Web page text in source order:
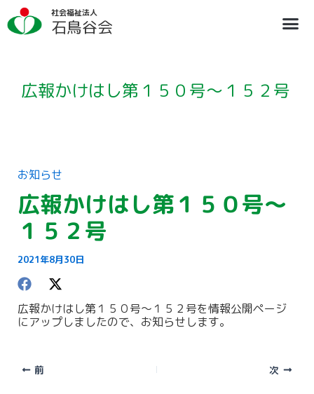
容
を
社会福祉法人
石鳥谷会
広報かけはし第１５０号～１５２号
お知らせ
広報かけはし第１５０号～
１５２号
2021年8月30日
広報かけはし第１５０号～１５２号を情報公開ページ
にアップしましたので、お知らせします。
前 次
ア
ー
カ